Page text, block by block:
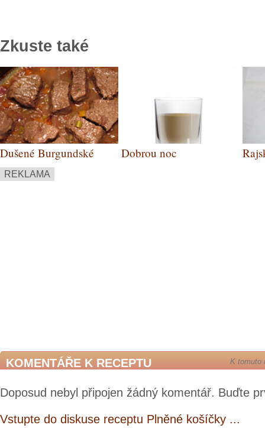
Zkuste také
Dušené Burgundské Dobrou noc
REKLAMA
KOMENTÁŘE K RECEPTU K tomuto
Doposud nebyl připojen žádný komentář. Buďte
Vstupte do diskuse receptu Plněné košíčky ...